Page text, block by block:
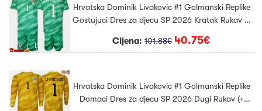
Hrvatska Dominik Livakovic #1 Golmanski Replike
Gostujuci Dres za djecu SP 2026 Kratak Rukav (+
Cijena:101.88€ 40.75€
Hrvatska Dominik Livakovic #1 Golmanski Replike
Domaci Dres za djecu SP 2026 Dugi Rukav (+